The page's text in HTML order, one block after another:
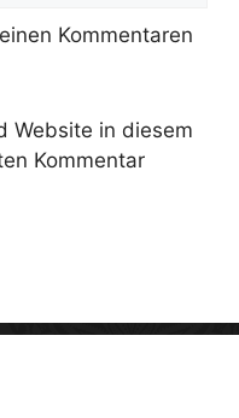
Kommentaren
Website in diesem
Kommentar